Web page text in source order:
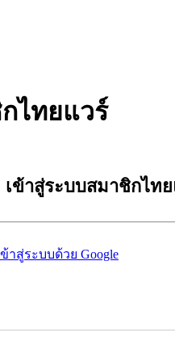
ไทยแวร์
เข้าสู่ระบบสมาชิกไท
ข้าสู่ระบบด้วย Google